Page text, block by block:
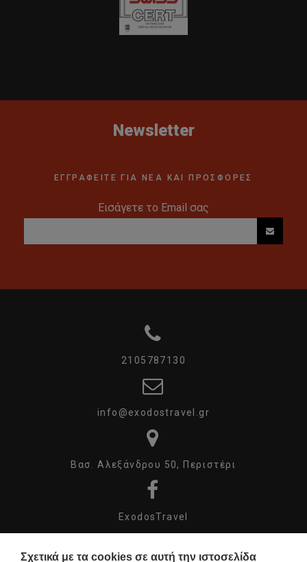
Newsletter
ΕΓΓΡΑΦΕΙΤΕ ΓΙΑ ΝΕΑ ΚΑΙ ΠΡΟΣΦΟΡΕΣ
Εισάγετε το Email σας
2105787130
info@exodostravel.gr
Βασ. Αλεξάνδρου 50, Περιστέρι
ExodosTravel
Σχετικά με τα cookies σε αυτή την ιστοσελίδα